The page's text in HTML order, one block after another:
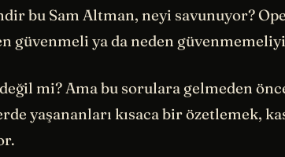
bu Sam Altman, neyi savunuyor?
güvenmeli ya da neden
mi? Ama bu sorulara gelmeden
yaşananları kısaca bir özetlemek,